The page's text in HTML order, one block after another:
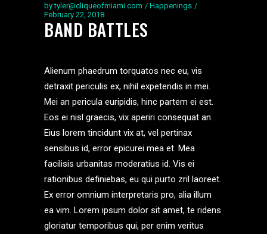
bytyler@cliqueofmiami.com
Happenings
February 22, 2018
BAND BATTLES
Alienum phaedrum torquatos nec eu, vis
detraxit periculis ex, nihil expetendis in mei.
Mei an pericula euripidis, hinc partem ei est.
Eos ei nisl graecis, vix aperiri consequat an.
Eius lorem tincidunt vix at, vel pertinax
sensibus id, error epicurei mea et. Mea
facilisis urbanitas moderatius id. Vis ei
rationibus definiebas, eu qui purto zril laoreet.
Ex error omnium interpretaris pro, alia illum
ea vim. Lorem ipsum dolor sit amet, te ridens
gloriatur temporibus qui, per enim veritus